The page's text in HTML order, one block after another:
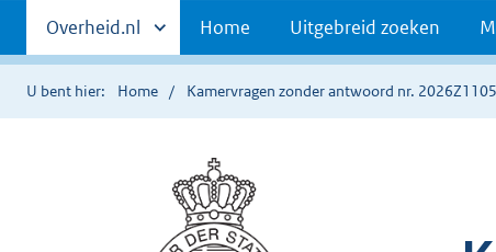
Primaire
navigatie
Andere
sites
binnen
Overheid.nl Home Uitgebreid zoeken
U bent hier: Home Kamervragen zonder antwoord nr.